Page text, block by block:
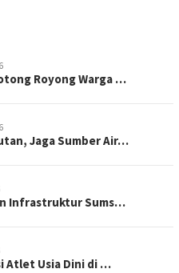
Royong Warga …
Jaga Sumber Air…
Infrastruktur Sums…
Atlet Usia Dini di …